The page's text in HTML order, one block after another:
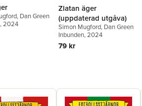
, Dan Green
, 2024
Zlatan äger
(uppdaterad utgåva)
Simon Mugford, Dan Green
Inbunden, 2024
79 kr